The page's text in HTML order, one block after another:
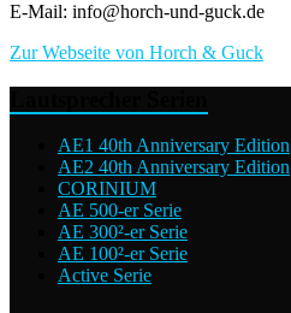
E-Mail: info@horch-und-guck.de
Zur Webseite von Horch & Guck
AE1 40th Anniversary Edition
AE2 40th Anniversary Edition
CORINIUM
AE 500-er Serie
AE 300²-er Serie
AE 100²-er Serie
Active Serie